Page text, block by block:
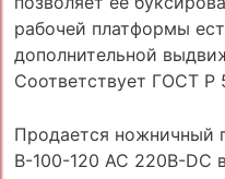
рабочей платформы
дополнительной
Соответствует ГОСТ Р
Продается ножничный
B-100-120 AC 220B-DC